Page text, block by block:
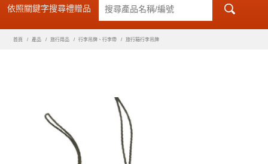
依照關鍵字搜尋禮贈品
首頁 產品 旅行用品 行李吊牌、行李帶 旅行箱行李吊牌